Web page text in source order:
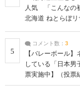
人気 「こんなの
北海道 ねとらぼリ
5
コメント数： 3
【バレーボール
している「日本男
票実施中】（投票